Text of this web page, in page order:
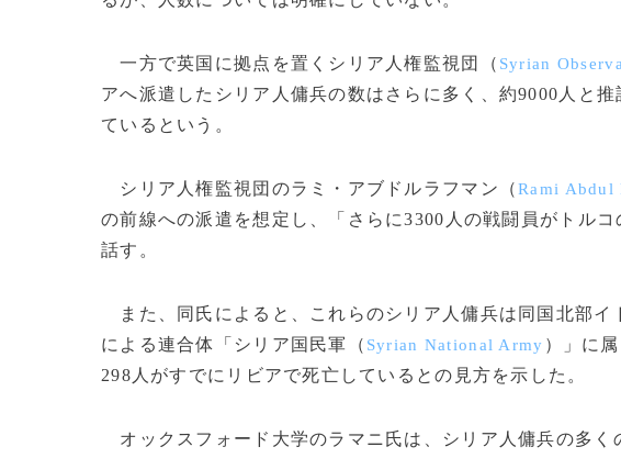
一方で英国に拠点を置くシリア人権監視団（ Syrian
アへ派遣したシリア人傭兵の数はさらに多く、約9000人と
ているという。
シリア人権監視団のラミ・アブドルラフマン（Rami Abdul
の前線への派遣を想定し、「さらに3300人の戦闘員がトル
話す。
また、同氏によると、これらのシリア人傭兵は同国北部イ
による連合体「シリア国民軍（ Syrian National Army ）」に
298人がすでにリビアで死亡しているとの見方を示した。
オックスフォード大学のラマニ氏は、シリア人傭兵の多く